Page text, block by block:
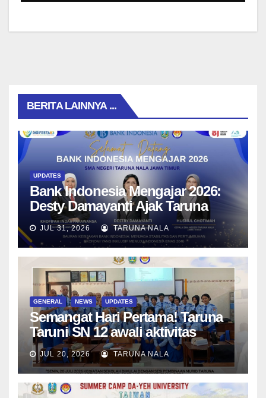
BERITA LAINNYA ...
UPDATES
Bank Indonesia Mengajar 2026:
Desty Damayanti Ajak Taruna
SMAN Taruna Nala Jawa Timur
Menjadi Generasi Pemimpin
Berwawasan Global
JUL 31, 2026 TARUNA NALA
GENERAL NEWS UPDATES
Semangat Hari Pertama! Taruna
Taruni SN 12 awali aktivitas
bersama Wali Kelas dan Tes
Asesmen Diagnostik
JUL 20, 2026 TARUNA NALA